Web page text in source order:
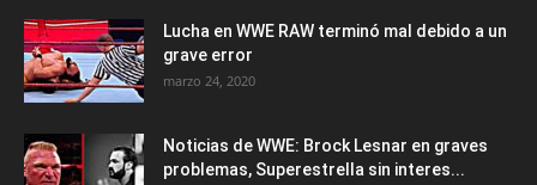
Lucha en WWE RAW terminó mal debido a un
grave error
marzo 24, 2020
Noticias de WWE: Brock Lesnar en graves
problemas, Superestrella sin interes...